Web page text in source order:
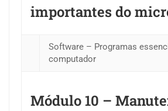
importantes do
Software – Programas
computador
Módulo 10 –